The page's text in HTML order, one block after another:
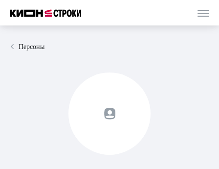
Персоны